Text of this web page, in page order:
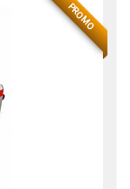
PROMO